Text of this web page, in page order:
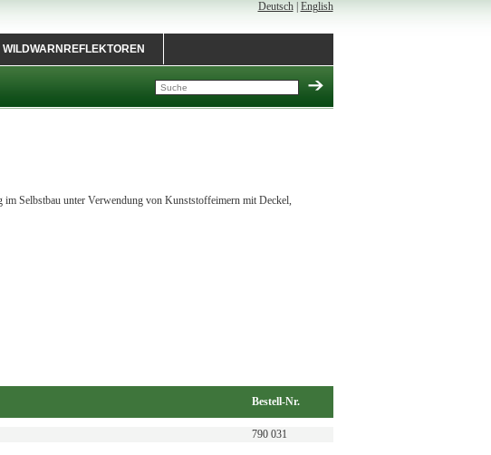
Deutsch| English
WILDWARNREFLEKTOREN
Selbstbau unter Verwendung von Kunststoffeimern mit Deckel,
Bestell-Nr.
790 031